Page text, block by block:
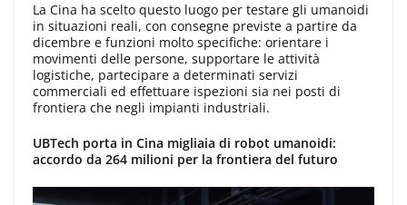
La Cina ha scelto questo luogo per testare gli umanoidi
in situazioni reali, con consegne previste a partire da
dicembre e funzioni molto specifiche: orientare i
movimenti delle persone, supportare le attività
logistiche, partecipare a determinati servizi
commerciali ed effettuare ispezioni sia nei posti di
frontiera che negli impianti industriali.
UBTech porta in Cina migliaia di robot umanoidi:
accordo da 264 milioni per la frontiera del futuro